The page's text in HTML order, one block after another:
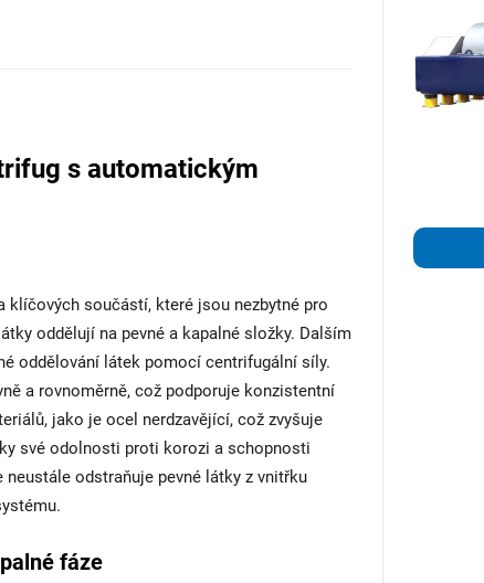
s automatickým
součástí, které jsou nezbytné pro
oddělují na pevné a kapalné složky. Dalším
oddělování látek pomocí centrifugální síly.
a rovnoměrně, což podporuje konzistentní
jako je ocel nerdzavějící, což zvyšuje
své odolnosti proti korozi a schopnosti
odstraňuje pevné látky z vnitřku
fáze